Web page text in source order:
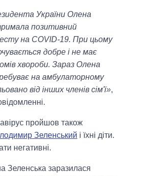
України Олена
позитивний
на COVID-19. При цьому
добре і не має
хвороби. Зараз Олена
на амбулаторному
від інших членів сім'ї»,
пройшов також
Зеленський і їхні діти.
негативні.
Зеленська заразилася